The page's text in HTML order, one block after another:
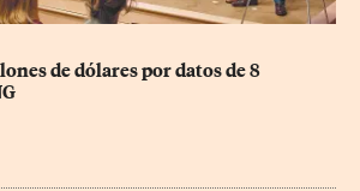
de dólares por datos de 8